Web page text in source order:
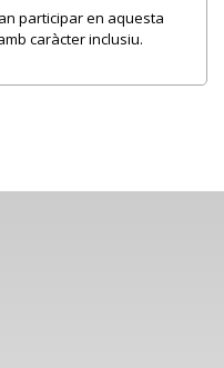
participar en aquesta
caràcter inclusiu.